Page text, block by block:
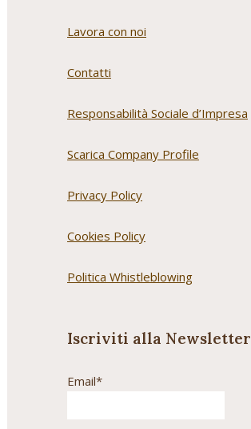
Lavora con noi
Contatti
Responsabilità Sociale d’Impresa
Scarica Company Profile
Privacy Policy
Cookies Policy
Politica Whistleblowing
Iscriviti alla Newsletter
Email*